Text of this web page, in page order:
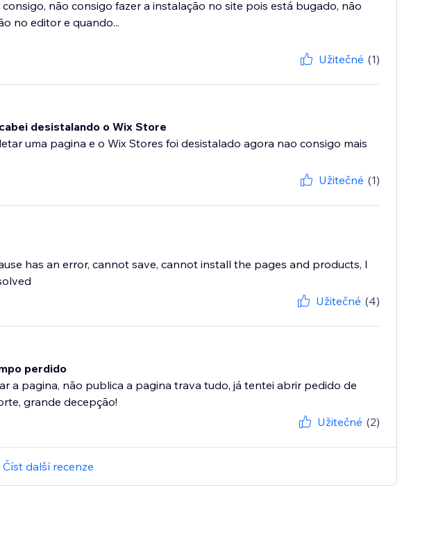
não consigo fazer a instalação no site pois está bugado, não
no editor e quando...
Užitečné (1)
desistalando o Wix Store
uma pagina e o Wix Stores foi desistalado agora nao consigo mais
Užitečné (1)
has an error, cannot save, cannot install the pages and products, I
Užitečné (4)
perdido
a pagina, não publica a pagina trava tudo, já tentei abrir pedido de
grande decepção!
Užitečné (2)
Číst další recenze